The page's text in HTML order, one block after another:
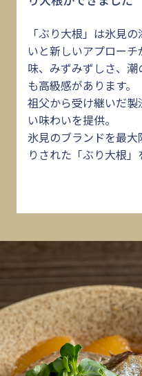
「ぶり大根」は氷見
いと新しいアプロー
味、みずみずしさ、
も高級感があります。
祖父から受け継いだ
い味わいを提供。
氷見のブランドを最
りされた「ぶり大根」